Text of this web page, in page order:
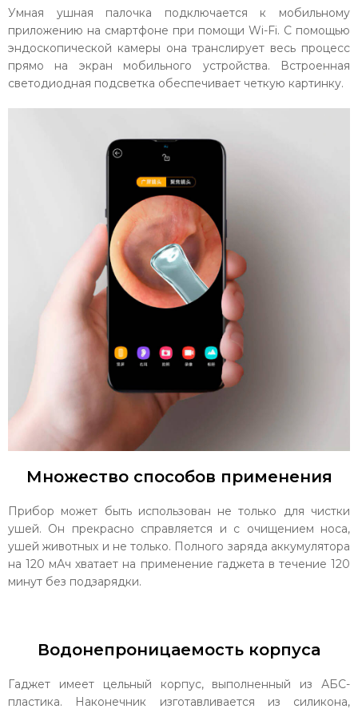
Умная ушная палочка подключается к мобильному
приложению на смартфоне при помощи Wi-Fi. С помощью
эндоскопической камеры она транслирует весь процесс
прямо на экран мобильного устройства. Встроенная
светодиодная подсветка обеспечивает четкую картинку.
Множество способов применения
Прибор может быть использован не только для чистки
ушей. Он прекрасно справляется и с очищением носа,
ушей животных и не только. Полного заряда аккумулятора
на 120 мАч хватает на применение гаджета в течение 120
минут без подзарядки.
Водонепроницаемость корпуса
Гаджет имеет цельный корпус, выполненный из АБС-
пластика. Наконечник изготавливается из силикона,